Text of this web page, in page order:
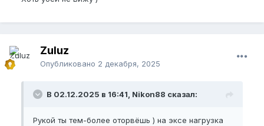
Zuluz
Опубликовано 2 декабря, 2025
В 02.12.2025 в 16:41, Nikon88 сказал:
Рукой ты тем-более оторвёшь ) на эксе нагрузка